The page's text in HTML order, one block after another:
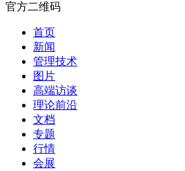
官方二维码
首页
新闻
管理技术
图片
高端访谈
理论前沿
文档
专题
行情
会展